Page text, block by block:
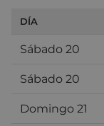
DÍA
Sábado 20
Sábado 20
Domingo 21